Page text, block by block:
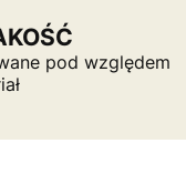
pod względem